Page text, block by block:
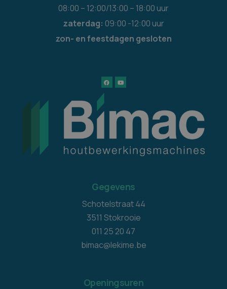
08:00 – 12:00/13:00 – 18:00 uur
zaterdag: 09:00 -12:00 uur
zon- en feestdagen gesloten
Gegevens
Schotelstraat 44
3511 Stokrooie
011 25 20 47
bimac@lekime.be
Openingsuren